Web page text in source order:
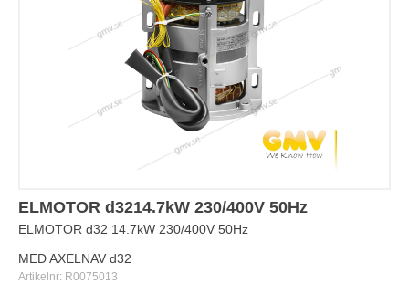
ELMOTOR d3214.7kW 230/400V 50Hz
ELMOTOR d32 14.7kW 230/400V 50Hz
MED AXELNAV d32
Artikelnr: R0075013